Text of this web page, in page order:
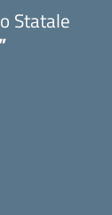
Statale